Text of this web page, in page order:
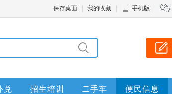
保存桌面 我的收藏 手机版
兑 招生培训 二手车 便民信息